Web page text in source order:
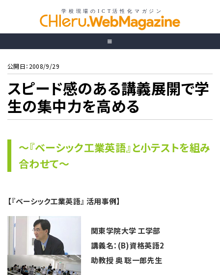
公開日：2008/9/29
スピード感のある講義展開で学
生の集中力を高める
〜『ベーシック工業英語』と小テストを組み
合わせて〜
【『ベーシック工業英語』 活用事例】
関東学院大学 工学部
講義名：(B)資格英語2
助教授 奥 聡一郎先生